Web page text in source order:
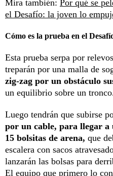
Mira también: Por qué se
el Desafío: la joven lo
Cómo es la prueba en el
Esta prueba serpa por
treparán por una malla de
zig-zag por un obstáculo
un equilibrio sobre un
Luego tendrán que subirse
por un cable, para llegar
15 bolsitas de arena, que
escalera con sacos
lanzarán las bolsas para
El equipo que primero lo